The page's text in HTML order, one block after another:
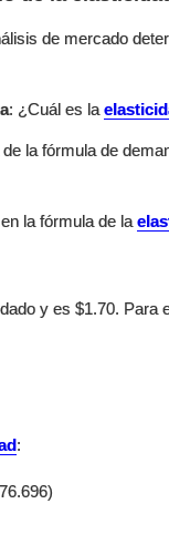
de mercado
: ¿Cuál es la
la fórmula de
la fórmula de la
y es $1.70.
: